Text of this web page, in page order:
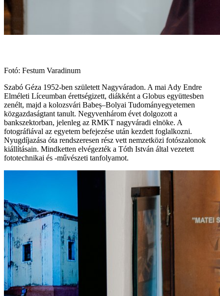
Fotó: Festum Varadinum
Szabó Géza 1952-ben született Nagyváradon. A mai Ady Endre
Elméleti Líceumban érettségizett, diákként a Globus együttesben
zenélt, majd a kolozsvári Babeș–Bolyai Tudományegyetemen
közgazdaságtant tanult. Negyvenhárom évet dolgozott a
bankszektorban, jelenleg az RMKT nagyváradi elnöke. A
fotográfiával az egyetem befejezése után kezdett foglalkozni.
Nyugdíjazása óta rendszeresen rész vett nemzetközi fotószalonok
kiállításain. Mindketten elvégezték a Tóth István által vezetett
fototechnikai és -művészeti tanfolyamot.